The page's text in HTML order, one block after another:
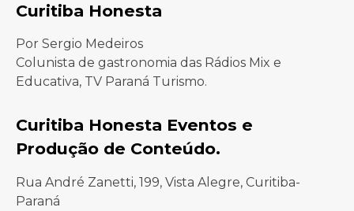
Curitiba Honesta
Por Sergio Medeiros
Colunista de gastronomia das Rádios Mix e
Educativa, TV Paraná Turismo.
Curitiba Honesta Eventos e
Produção de Conteúdo.
Rua André Zanetti, 199, Vista Alegre, Curitiba-
Paraná